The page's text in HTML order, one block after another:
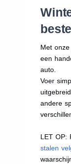
Met
een
auto.
Voer
andere
LET OP:
stalen